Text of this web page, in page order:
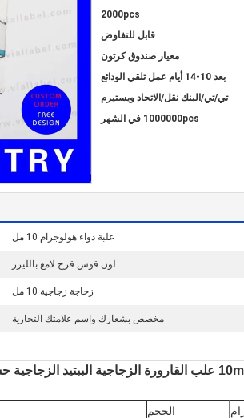
2000pcs
قابل للتفاوض
معيار صندوق كرتون
بعد 10-14 أيام عمل تلقي الودائع
تي/تي/البنك نقل/الاتحاد ويستيرم
1000000pcs في الشهر
علبة دواء هولوجرام 10 مل
لون قوس قزح لامع بالليزر
زجاجة زجاجية 10 مل
مخصص بشعارك واسم علامتك التجارية
الحجم